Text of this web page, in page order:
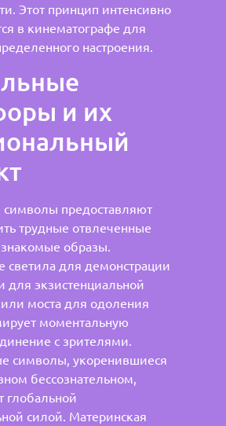
Этот принцип интенсивно
в кинематографе для
настроения.
и их
символы предоставляют
трудные отвлеченные
образы.
светила для демонстрации
для экзистенциальной
моста для одоления
моментальную
с зрителями.
символы, укоренившиеся
бессознательном,
глобальной
силой. Материнская